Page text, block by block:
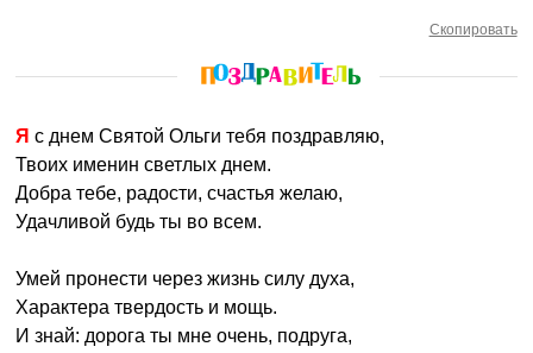
Скопировать
Я с днем Святой Ольги тебя поздравляю,
Твоих именин светлых днем.
Добра тебе, радости, счастья желаю,
Удачливой будь ты во всем.
Умей пронести через жизнь силу духа,
Характера твердость и мощь.
И знай: дорога ты мне очень, подруга,